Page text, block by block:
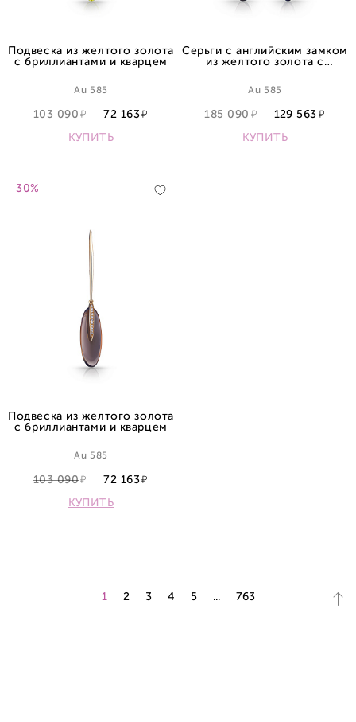
Подвеска из желтого золота
с бриллиантами и кварцем
Au 585
103 090
72 163
КУПИТЬ
Серьги с английским замком
из желтого золота с
Au 585
185 090
129 563
КУПИТЬ
30%
Подвеска из желтого золота
с бриллиантами и кварцем
Au 585
103 090
72 163
КУПИТЬ
1 2 3 4 5 ... 763